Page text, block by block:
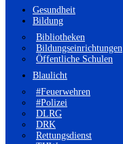
Gesundheit
Bildung
Bibliotheken
Bildungseinrichtungen
Öffentliche Schulen
Blaulicht
#Feuerwehren
#Polizei
DLRG
DRK
Rettungsdienst